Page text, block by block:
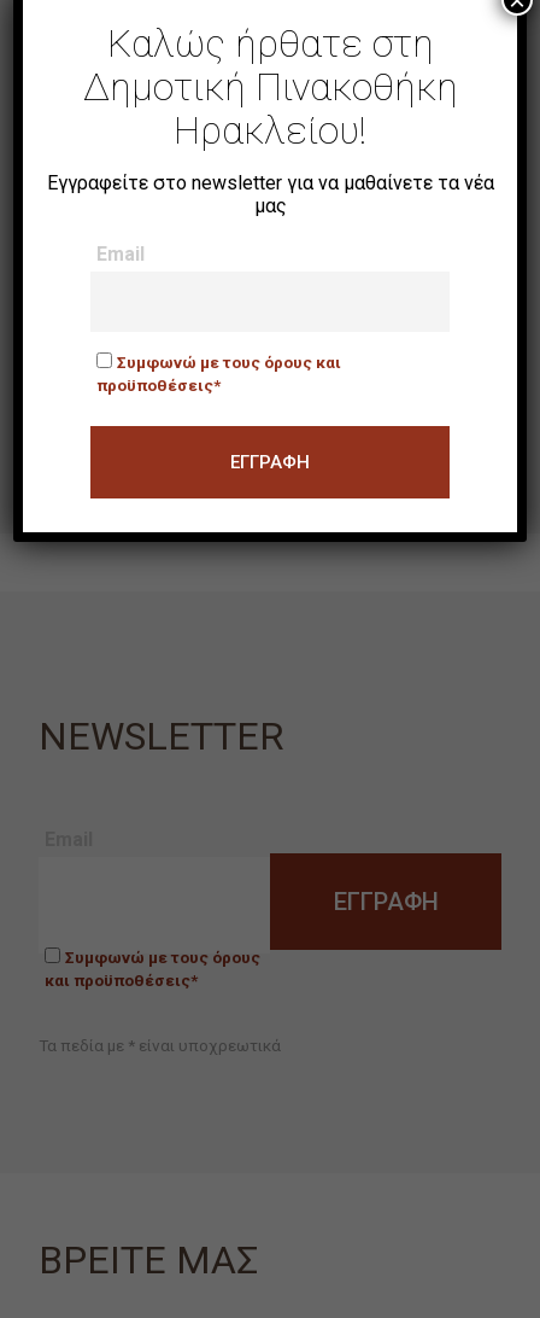
Άθως.Μονή Ξενοφώντος
NEWSLETTER
Συμφωνώ με τους όρους
και προϋποθέσεις*
Τα πεδία με * είναι υποχρεωτικά
ΒΡΕΙΤΕ ΜΑΣ
Καλώς ήρθατε στη
Δημοτική Πινακοθήκη
Ηρακλείου!
Εγγραφείτε στο newsletter για να μαθαίνετε τα νέα
μας
Email
Συμφωνώ με τους όρους και
προϋποθέσεις*